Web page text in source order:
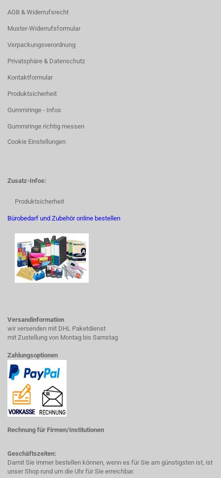
AGB & Widerrufsrecht
Muster-Widerrufsformular
Verpackungsverordnung
Privatsphäre & Datenschutz
Kontaktformular
Produktsicherheit
Gummiringe - Infos
Gummiringe richtig messen
Cookie Einstellungen
Zusatz-Infos:
Produktsicherheit
Bürobedarf und Zubehör online bestellen
Versandinformation
wir versenden mit DHL Paketdienst
mit Zustellung von Montag bis Samstag
Zahlungsoptionen
Rechnung für Firmen/Institutionen
Geschäftszeiten:
Damit Sie immer bestellen können, wenn es für Sie am günstigsten ist, ist
unser Shop rund um die Uhr für Sie erreichbar.